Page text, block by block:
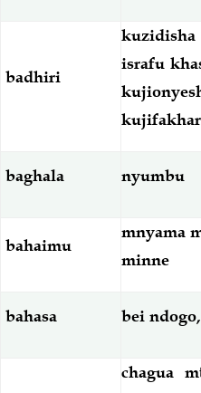
Chemsha Bongo
Mapishi
badhiri
israfu
baghala nyumbu
bahaimu
mnyama
minne
bahasa bei
chagua